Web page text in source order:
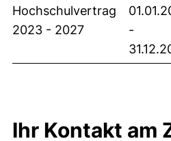
Hochschulvertrag
2023 - 2027
-
Ihr Kontakt am